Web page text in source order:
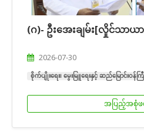
(ဂ)- ဦးအေးချမ်း[လှိုင်သာ
2026-07-30
စိုက်ပျိုးရေး၊ မွေးမြူရေးနှင့် ဆည်မြောင်းဝန်ကြီ
အပြည့်အစုံ